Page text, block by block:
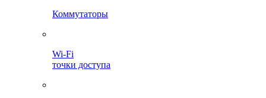
Коммутаторы
Wi-Fi
точки доступа